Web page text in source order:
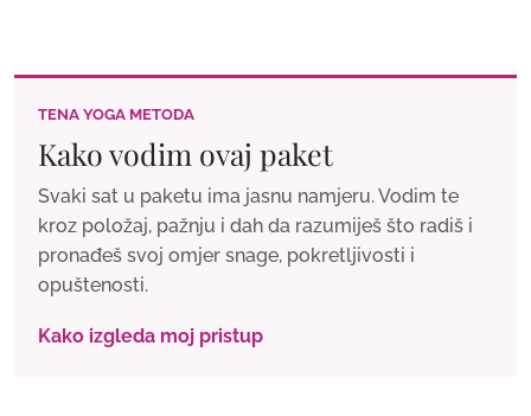
TENA YOGA METODA
Kako vodim ovaj paket
Svaki sat u paketu ima jasnu namjeru. Vodim te
kroz položaj, pažnju i dah da razumiješ što radiš i
pronađeš svoj omjer snage, pokretljivosti i
opuštenosti.
Kako izgleda moj pristup